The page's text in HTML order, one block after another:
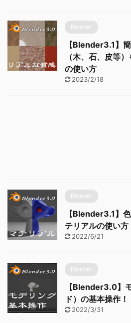
Blender
【Blender3.1】
（木、石、皮等
の使い方
2023/2/18
Blender
【Blender3.1】
テリアルの使い方
2022/6/21
Blender
【Blender3.0】
ド）の基本操作！
2022/3/31